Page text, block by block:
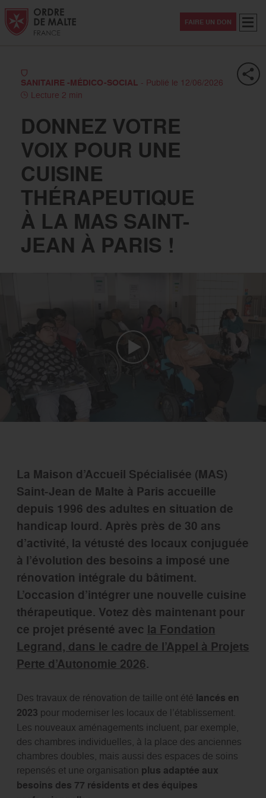
Aller au contenu
Aller à la recherche
Aller au menu
FAIRE UN DON
SANITAIRE -MÉDICO-SOCIAL - Publié le 12/06/2026
Lecture 2 min
DONNEZ VOTRE
VOIX POUR UNE
CUISINE
THÉRAPEUTIQUE
À LA MAS SAINT-
JEAN À PARIS !
La Maison d’Accueil Spécialisée (MAS)
Saint-Jean de Malte à Paris accueille
depuis 1996 des adultes en situation de
handicap lourd. Après près de 30 ans
d’activité, la vétusté des locaux conjuguée
à l’évolution des besoins a imposé une
rénovation intégrale du bâtiment.
L’occasion d’intégrer une nouvelle cuisine
thérapeutique. Votez dès maintenant pour
ce projet présenté avec la Fondation
Legrand, dans le cadre de l’Appel à Projets
Perte d’Autonomie 2026.
Des travaux de rénovation de taille ont été lancés en
2023 pour moderniser les locaux de l’établissement.
Les nouveaux aménagements incluent, par exemple,
des chambres individuelles, à la place des anciennes
chambres doubles, mais aussi des espaces de soins
repensés et une organisation plus adaptée aux
besoins des 77 résidents et des équipes